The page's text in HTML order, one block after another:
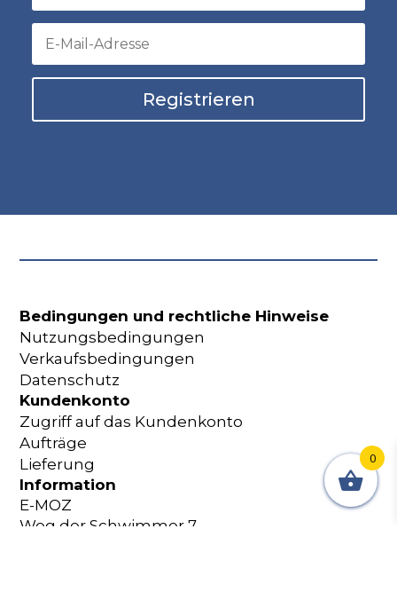
Registrieren
Bedingungen und rechtliche Hinweise
Nutzungsbedingungen
Verkaufsbedingungen
Datenschutz
Kundenkonto
Zugriff auf das Kundenkonto
Aufträge
Lieferung
Information
E-MOZ
Weg der Schwimmer 7
0